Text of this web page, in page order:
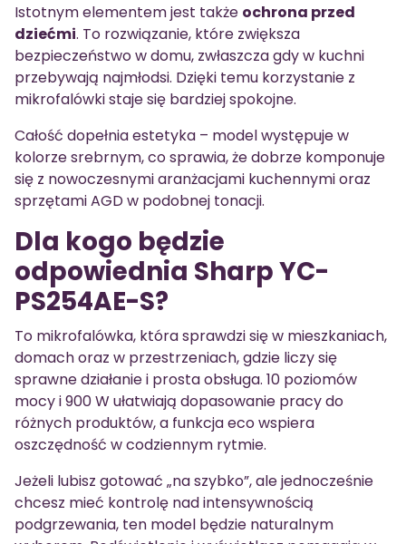
Istotnym elementem jest także ochrona przed
dziećmi. To rozwiązanie, które zwiększa
bezpieczeństwo w domu, zwłaszcza gdy w kuchni
przebywają najmłodsi. Dzięki temu korzystanie z
mikrofalówki staje się bardziej spokojne.
Całość dopełnia estetyka – model występuje w
kolorze srebrnym, co sprawia, że dobrze komponuje
się z nowoczesnymi aranżacjami kuchennymi oraz
sprzętami AGD w podobnej tonacji.
Dla kogo będzie
odpowiednia Sharp YC-
PS254AE-S?
To mikrofalówka, która sprawdzi się w mieszkaniach,
domach oraz w przestrzeniach, gdzie liczy się
sprawne działanie i prosta obsługa. 10 poziomów
mocy i 900 W ułatwiają dopasowanie pracy do
różnych produktów, a funkcja eco wspiera
oszczędność w codziennym rytmie.
Jeżeli lubisz gotować „na szybko”, ale jednocześnie
chcesz mieć kontrolę nad intensywnością
podgrzewania, ten model będzie naturalnym